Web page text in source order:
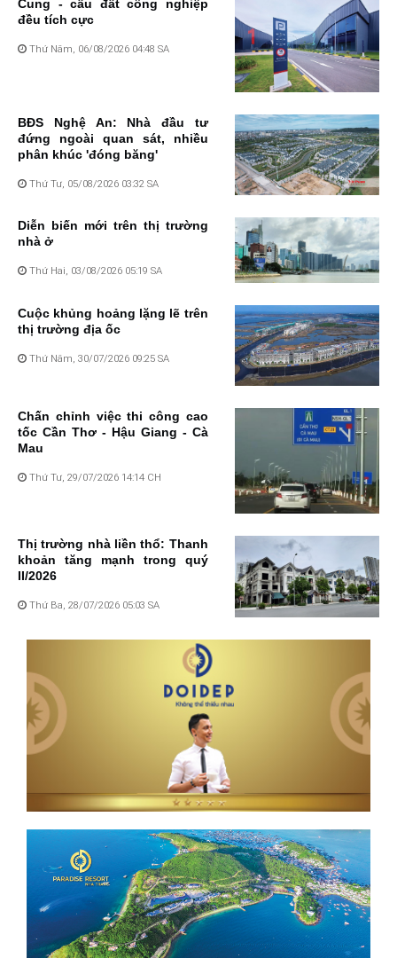
Cung - cầu đất công nghiệp
đều tích cực
Thứ Năm, 06/08/2026 04:48 SA
BĐS Nghệ An: Nhà đầu tư
đứng ngoài quan sát, nhiều
phân khúc 'đóng băng'
Thứ Tư, 05/08/2026 03:32 SA
Diễn biến mới trên thị trường
nhà ở
Thứ Hai, 03/08/2026 05:19 SA
Cuộc khủng hoảng lặng lẽ trên
thị trường địa ốc
Thứ Năm, 30/07/2026 09:25 SA
Chấn chỉnh việc thi công cao
tốc Cần Thơ - Hậu Giang - Cà
Mau
Thứ Tư, 29/07/2026 14:14 CH
Thị trường nhà liền thổ: Thanh
khoản tăng mạnh trong quý
II/2026
Thứ Ba, 28/07/2026 05:03 SA